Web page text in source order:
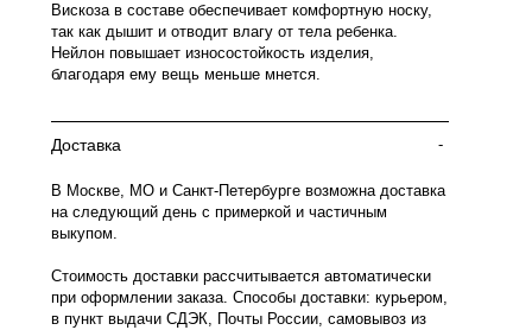
Вискоза в составе обеспечивает комфортную носку,
так как дышит и отводит влагу от тела ребенка.
Нейлон повышает износостойкость изделия,
благодаря ему вещь меньше мнется.
Доставка -
В Москве, МО и Санкт-Петербурге возможна доставка
на следующий день с примеркой и частичным
выкупом.
Стоимость доставки рассчитывается автоматически
при оформлении заказа. Способы доставки: курьером,
в пункт выдачи СДЭК, Почты России, самовывоз из